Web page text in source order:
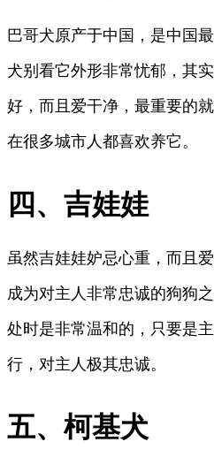
巴哥犬原产于中国，是中国
犬别看它外形非常忧郁，其
好，而且爱干净，最重要的
在很多城市人都喜欢养它。
四、吉娃娃
虽然吉娃娃妒忌心重，而且
成为对主人非常忠诚的狗狗
处时是非常温和的，只要是
行，对主人极其忠诚。
五、柯基犬